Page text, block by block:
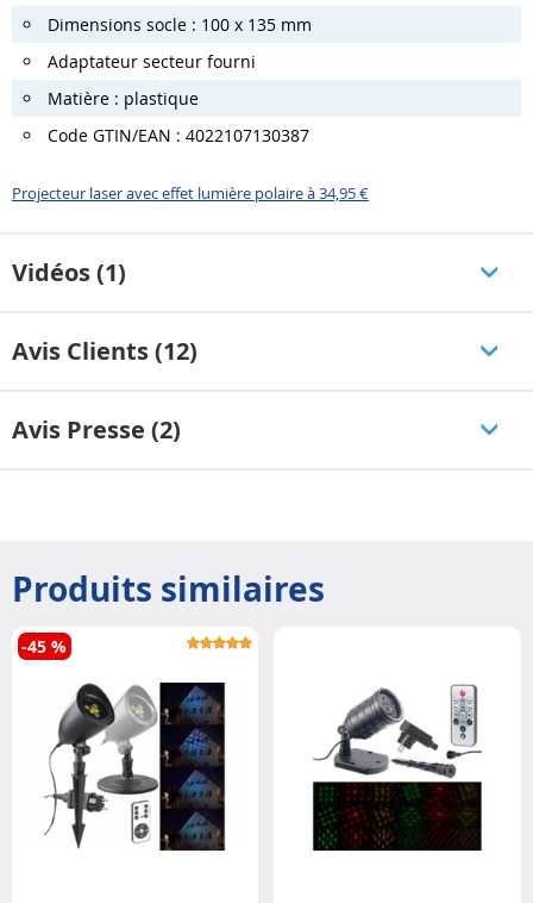
Dimensions socle : 100 x 135 mm
Adaptateur secteur fourni
Matière : plastique
Code GTIN/EAN : 4022107130387
Projecteur laser avec effet lumière polaire à 34,95 €
Vidéos (1)
Avis Clients (12)
Avis Presse (2)
Produits similaires
-45 %